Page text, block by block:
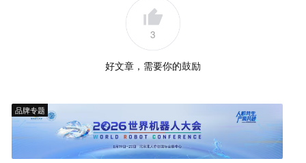
3
好文章，需要你的鼓励
品牌专题